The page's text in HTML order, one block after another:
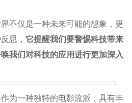
不仅是一种未来可能的想象，更
思， 它提醒我们要警惕科技带来
我们对科技的应用进行更加深入
为一种独特的电影流派，具有丰